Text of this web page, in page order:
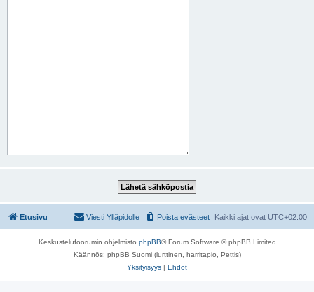
Etusivu Kaikki ajat ovat UTC+02:00
Poista evästeet
Viesti Ylläpidolle
Keskustelufoorumin ohjelmisto phpBB® Forum Software © phpBB Limited
Käännös: phpBB Suomi (lurttinen, harritapio, Pettis)
Yksityisyys | Ehdot